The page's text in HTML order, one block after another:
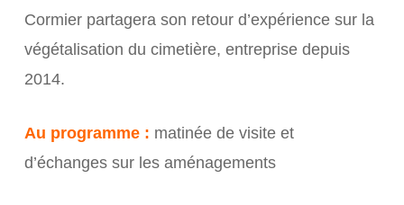
Cormier partagera son retour d’expérience sur la
végétalisation du cimetière, entreprise depuis
2014.
Au programme : matinée de visite et
d’échanges sur les aménagements